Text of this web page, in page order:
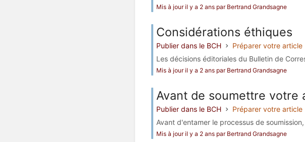
Mis à jour il y a 2 ans par Bertrand Grandsagne
Considérations éthiques
Publier dans le BCH
Préparer votre article
Les décisions éditoriales du Bulletin de
Mis à jour il y a 2 ans par Bertrand Grandsagne
Avant de soumettre votre
Publier dans le BCH
Préparer votre article
Avant d'entamer le processus de
Mis à jour il y a 2 ans par Bertrand Grandsagne